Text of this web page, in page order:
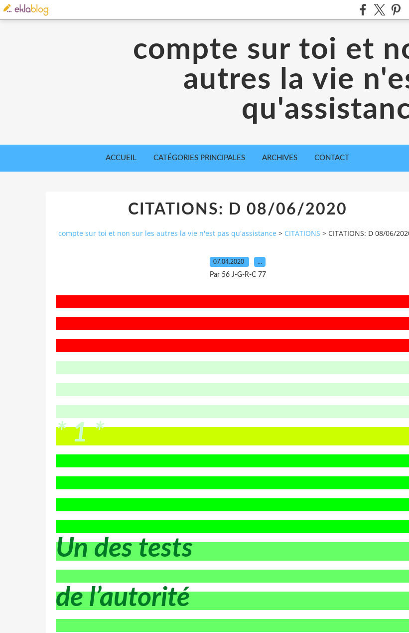
compte sur toi et
autres la vie
ACCUEIL CATÉGORIES PRINCIPALES ARCHIVES CONTACT
CITATIONS: D 08/06/2020
compte sur toi et non sur les autres la vie n'est pas qu'assistance > CITATIONS > CITATIONS: D 08/06/
07.04.2020 …
Par 56 J-G-R-C 77
* 1 *
Un des tests
de l’autorité